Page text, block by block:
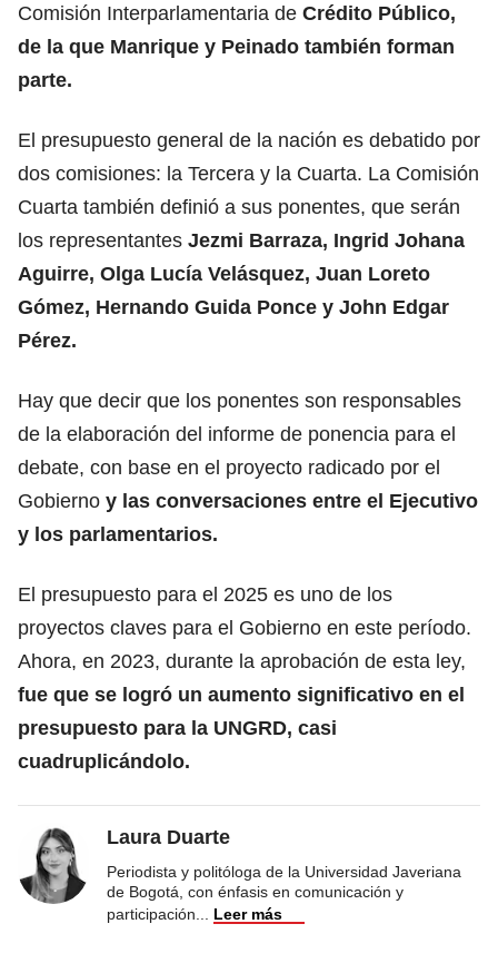
Comisión Interparlamentaria de Crédito Público,
de la que Manrique y Peinado también forman
parte.
El presupuesto general de la nación es debatido por
dos comisiones: la Tercera y la Cuarta. La Comisión
Cuarta también definió a sus ponentes, que serán
los representantes Jezmi Barraza, Ingrid Johana
Aguirre, Olga Lucía Velásquez, Juan Loreto
Gómez, Hernando Guida Ponce y John Edgar
Pérez.
Hay que decir que los ponentes son responsables
de la elaboración del informe de ponencia para el
debate, con base en el proyecto radicado por el
Gobierno y las conversaciones entre el Ejecutivo
y los parlamentarios.
El presupuesto para el 2025 es uno de los
proyectos claves para el Gobierno en este período.
Ahora, en 2023, durante la aprobación de esta ley,
fue que se logró un aumento significativo en el
presupuesto para la UNGRD, casi
cuadruplicándolo.
Laura Duarte
Periodista y politóloga de la Universidad Javeriana
de Bogotá, con énfasis en comunicación y
participación
Leer más